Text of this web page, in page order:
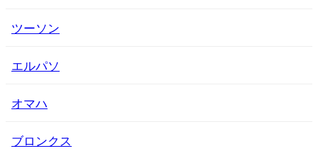
ツーソン
エルパソ
オマハ
ブロンクス